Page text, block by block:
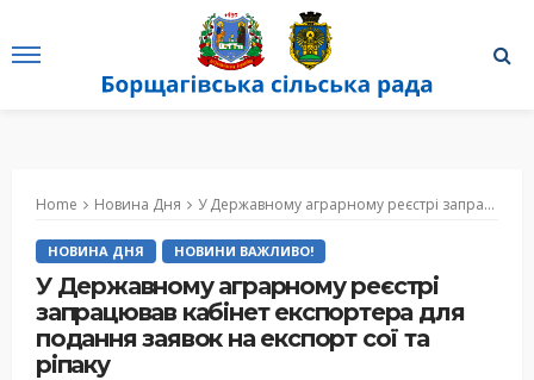
Home Новина Дня У Державному аграрному реєстрі запрацював кабінет експортера для подання заявок на експорт сої та ріпаку
НОВИНА ДНЯ НОВИНИ ВАЖЛИВО!
У Державному аграрному реєстрі
запрацював кабінет експортера для
подання заявок на експорт сої та
ріпаку